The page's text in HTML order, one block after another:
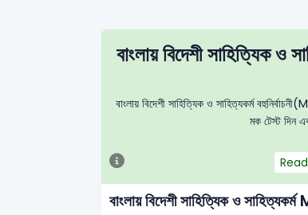
বাংলায় বিদেশী
বাংলায় বিদেশী সাহিত্যিক ও সাহিত্যকর্ম
মক টেস্ট দিন
Read
বাংলায় বিদেশী সাহিত্যিক ও